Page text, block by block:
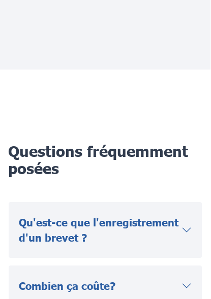
Questions fréquemment
posées
Qu'est-ce que l'enregistrement
d'un brevet ?
Combien ça coûte?